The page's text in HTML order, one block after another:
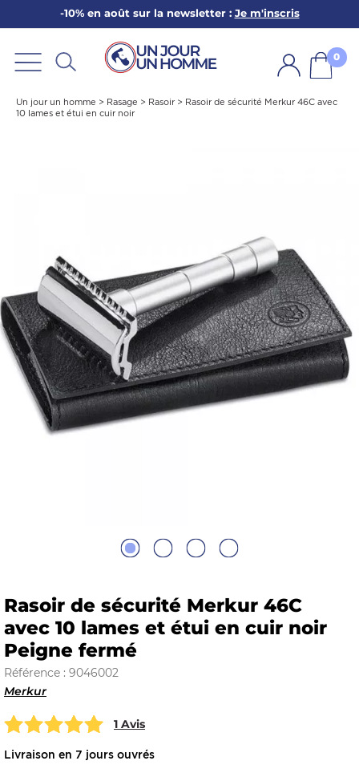
-10% en août sur la newsletter : Je m'inscris
0
Un jour un homme > Rasage > Rasoir > Rasoir de sécurité Merkur 46C avec
10 lames et étui en cuir noir
Rasoir de sécurité Merkur 46C
avec 10 lames et étui en cuir noir
Peigne fermé
Référence : 9046002
Merkur
1 Avis
Livraison en 7 jours ouvrés